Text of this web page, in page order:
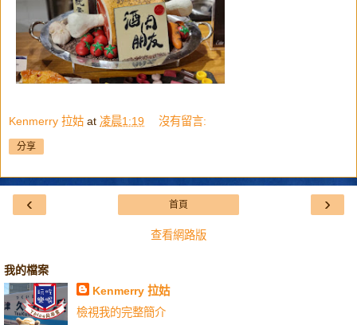
Kenmerry 拉姑 at 凌晨1:19 沒有留言:
分享
‹ ›
首頁
查看網路版
我的檔案
Kenmerry 拉姑
檢視我的完整簡介